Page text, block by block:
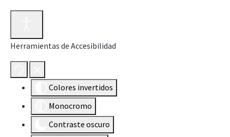
Herramientas de Accesibilidad
Colores invertidos
Monocromo
Contraste oscuro